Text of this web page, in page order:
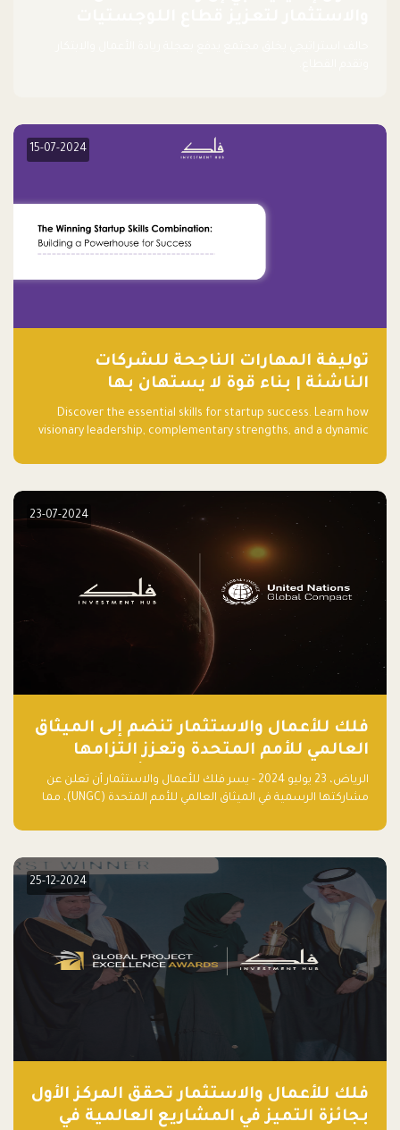
15-07-2024
توليفة المهارات الناجحة للشركات
الناشئة | بناء قوة لا يستهان بها
Discover the essential skills for startup success. Learn how
visionary leadership, complementary strengths, and a dynamic
elevate your startup! Follow us @FalakHub
23-07-2024
فلك للأعمال والاستثمار تنضم إلى الميثاق
العالمي للأمم المتحدة وتعزز التزامها
بالاستدامة مع مسرعة فلاقشِب: تقنيات
المناخ
الرياض، 23 يوليو 2024 - يسر فلك للأعمال والاستثمار أن تعلن عن
مشاركتها الرسمية في الميثاق العالمي للأمم المتحدة (UNGC)، مما
25-12-2024
فلك للأعمال والاستثمار تحقق المركز الأول
بجائزة التميز في المشاريع العالمية في